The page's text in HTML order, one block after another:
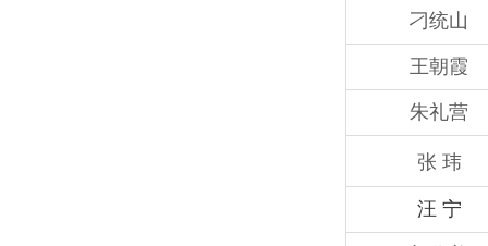
刁统山
王朝霞
朱礼营
张 玮
汪 宁